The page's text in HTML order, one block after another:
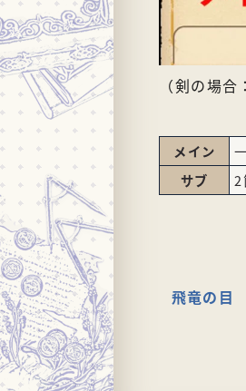
（剣の場
メイン
サブ
2
飛竜の目